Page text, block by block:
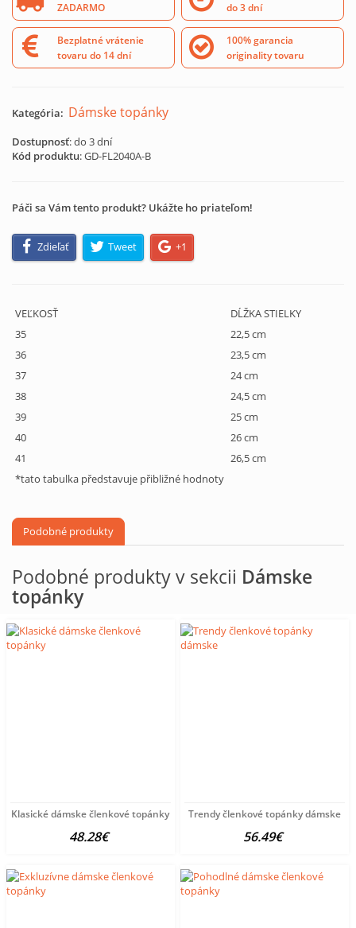
ZADARMO
do 3 dní
Bezplatné vrátenie
tovaru do 14 dní
100% garancia
originality tovaru
Kategória: Dámske topánky
Dostupnosť: do 3 dní
Kód produktu:GD-FL2040A-B
Páči sa Vám tento produkt? Ukážte ho priateľom!
Zdieľať Tweet +1
VEĽKOSŤ
DĹŽKA STIELKY
35
22,5 cm
36
23,5 cm
37
24 cm
38
24,5 cm
39
25 cm
40
26 cm
41
26,5 cm
*tato tabulka představuje přibližné hodnoty
Podobné produkty
Podobné produkty v sekcii Dámske
topánky
Klasické dámske členkové topánky
48.28€
Trendy členkové topánky dámske
56.49€